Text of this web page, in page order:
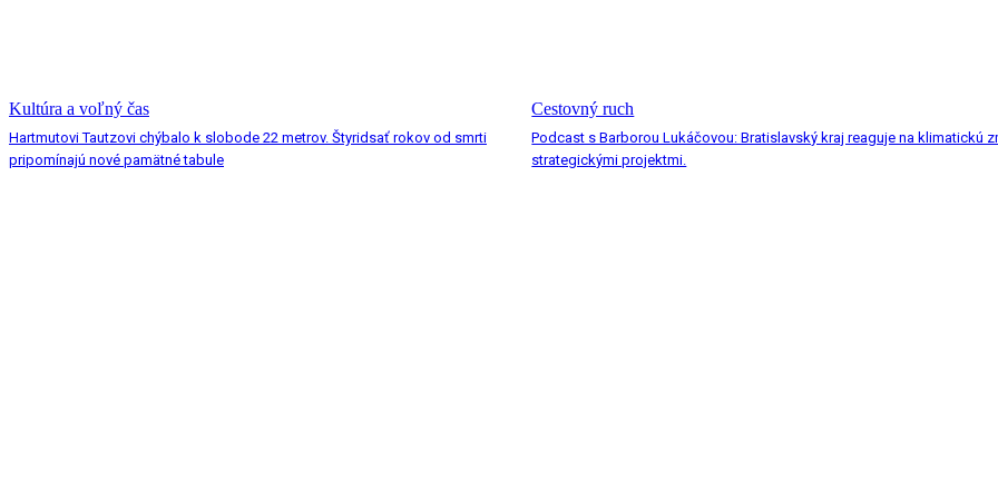
Kultúra a voľný čas
Hartmutovi Tautzovi chýbalo k slobode 22 metrov. Štyridsať rokov od smrti
pripomínajú nové pamätné tabule
Cestovný ruch
Podcast s Barborou Lukáčovou: Bratislavský kraj reaguje na klimatickú
strategickými projektmi.